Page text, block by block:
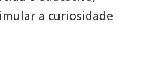
a curiosidade